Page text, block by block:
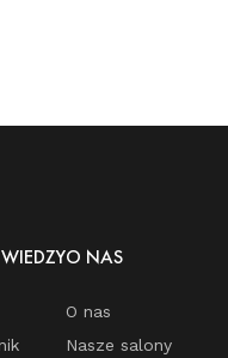
O NAS
O nas
Nasze salony